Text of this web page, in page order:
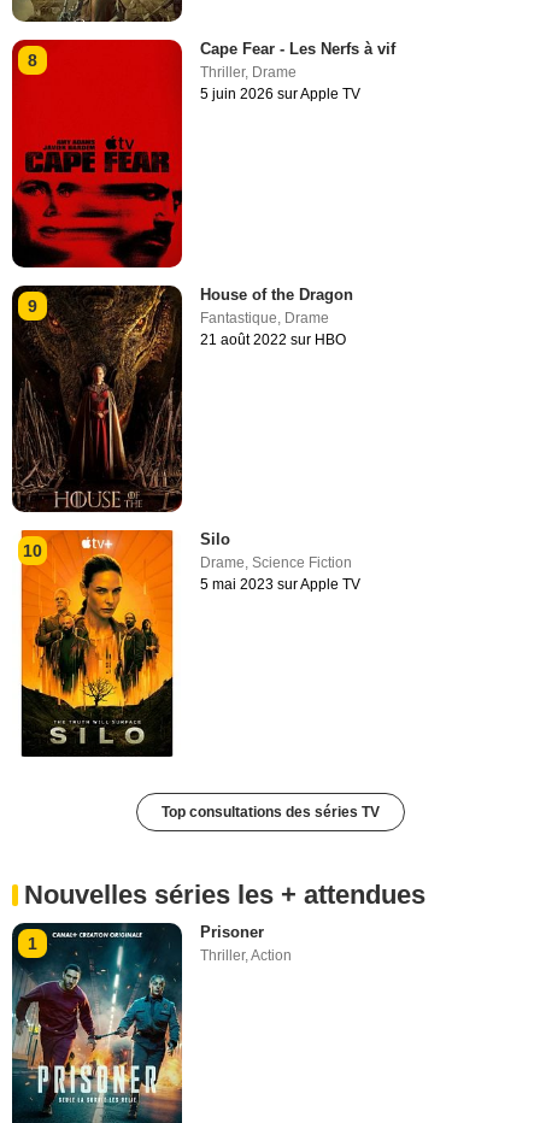
8
Cape Fear - Les Nerfs à vif
Thriller, Drame
5 juin 2026 sur Apple TV
9
House of the Dragon
Fantastique Drame
21 août 2022 sur HBO
10
Silo
Drame,Science Fiction
5 mai 2023 sur Apple TV
Top consultations des séries TV
Nouvelles séries les + attendues
1
Prisoner
Thriller,Action